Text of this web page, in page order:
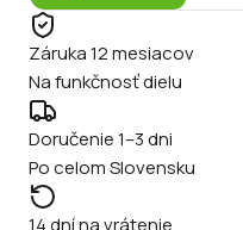
Záruka 12 mesiacov
Na funkčnosť dielu
Doručenie 1–3 dni
Po celom Slovensku